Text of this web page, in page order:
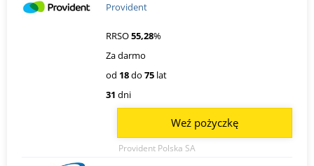
Provident
RRSO55,28%
Za darmo
od 18do 75 lat
31 dni
Provident Polska SA
Weź pożyczkę